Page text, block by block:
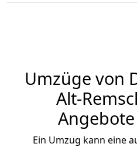
Umzüge von
Alt-
Ein Umzug kann eine